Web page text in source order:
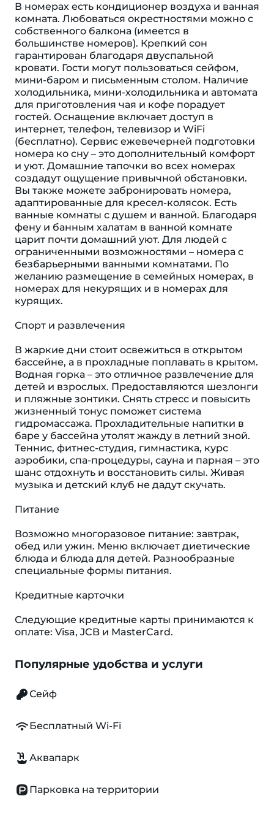
В номерах есть кондиционер воздуха и ванная
комната. Любоваться окрестностями можно с
собственного балкона (имеется в
большинстве номеров). Крепкий сон
гарантирован благодаря двуспальной
кровати. Гости могут пользоваться сейфом,
мини-баром и письменным столом. Наличие
холодильника, мини-холодильника и автомата
для приготовления чая и кофе порадует
гостей. Оснащение включает доступ в
интернет, телефон, телевизор и WiFi
(бесплатно). Сервис ежевечерней подготовки
номера ко сну – это дополнительный комфорт
и уют. Домашние тапочки во всех номерах
создадут ощущение привычной обстановки.
Вы также можете забронировать номера,
адаптированные для кресел-колясок. Есть
ванные комнаты с душем и ванной. Благодаря
фену и банным халатам в ванной комнате
царит почти домашний уют. Для людей с
ограниченными возможностями – номера с
безбарьерными ванными комнатами. По
желанию размещение в семейных номерах, в
номерах для некурящих и в номерах для
курящих.
Спорт и развлечения
В жаркие дни стоит освежиться в открытом
бассейне, а в прохладные поплавать в крытом.
Водная горка – это отличное развлечение для
детей и взрослых. Предоставляются шезлонги
и пляжные зонтики. Снять стресс и повысить
жизненный тонус поможет система
гидромассажа. Прохладительные напитки в
баре у бассейна утолят жажду в летний зной.
Теннис, фитнес-студия, гимнастика, курс
аэробики, спа-процедуры, сауна и парная – это
шанс отдохнуть и восстановить силы. Живая
музыка и детский клуб не дадут скучать.
Питание
Возможно многоразовое питание: завтрак,
обед или ужин. Меню включает диетические
блюда и блюда для детей. Разнообразные
специальные формы питания.
Кредитные карточки
Следующие кредитные карты принимаются к
оплате: Visa, JCB и MasterCard.
Популярные удобства и услуги
Сейф
Бесплатный Wi-Fi
Аквапарк
Парковка на территории